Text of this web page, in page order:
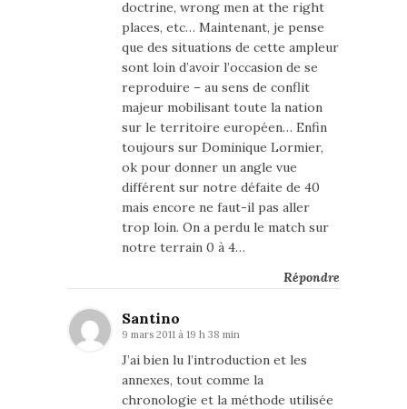
doctrine, wrong men at the right
places, etc… Maintenant, je pense
que des situations de cette ampleur
sont loin d’avoir l’occasion de se
reproduire – au sens de conflit
majeur mobilisant toute la nation
sur le territoire européen… Enfin
toujours sur Dominique Lormier,
ok pour donner un angle vue
différent sur notre défaite de 40
mais encore ne faut-il pas aller
trop loin. On a perdu le match sur
notre terrain 0 à 4…
Répondre
Santino
9 mars 2011 à 19 h 38 min
J’ai bien lu l’introduction et les
annexes, tout comme la
chronologie et la méthode utilisée